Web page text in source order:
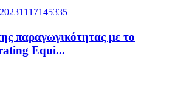
παραγωγικότητας με το
Equi...